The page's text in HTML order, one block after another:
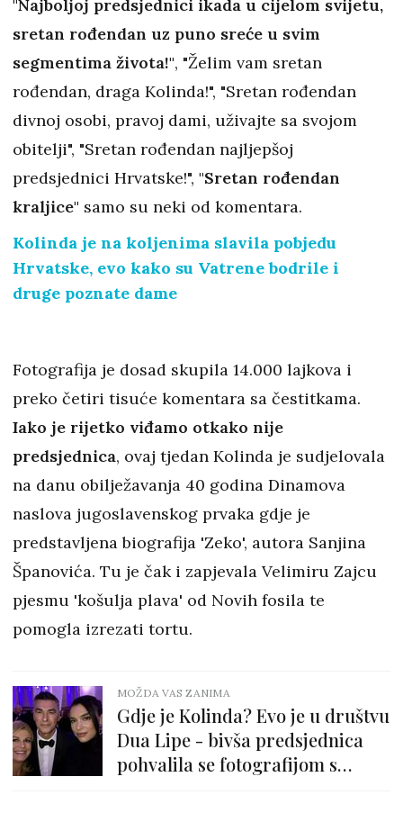
"Najboljoj predsjednici ikada u cijelom svijetu,
sretan rođendan uz puno sreće u svim
segmentima života!", "Želim vam sretan
rođendan, draga Kolinda!", "Sretan rođendan
divnoj osobi, pravoj dami, uživajte sa svojom
obitelji", "Sretan rođendan najljepšoj
predsjednici Hrvatske!", "Sretan rođendan
kraljice" samo su neki od komentara.
Kolinda je na koljenima slavila pobjedu
Hrvatske, evo kako su Vatrene bodrile i
druge poznate dame
Fotografija je dosad skupila 14.000 lajkova i
preko četiri tisuće komentara sa čestitkama.
Iako je rijetko viđamo otkako nije
predsjednica, ovaj tjedan Kolinda je sudjelovala
na danu obilježavanja 40 godina Dinamova
naslova jugoslavenskog prvaka gdje je
predstavljena biografija 'Zeko', autora Sanjina
Španovića. Tu je čak i zapjevala Velimiru Zajcu
pjesmu 'košulja plava' od Novih fosila te
pomogla izrezati tortu.
MOŽDA VAS ZANIMA
Gdje je Kolinda? Evo je u društvu
Dua Lipe - bivša predsjednica
pohvalila se fotografijom s